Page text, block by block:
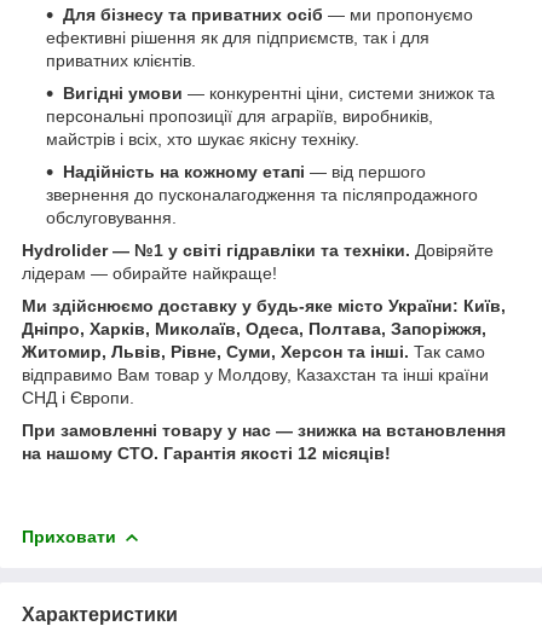
Для бізнесу та приватних осіб — ми пропонуємо
ефективні рішення як для підприємств, так і для
приватних клієнтів.
Вигідні умови — конкурентні ціни, системи знижок та
персональні пропозиції для аграріїв, виробників,
майстрів і всіх, хто шукає якісну техніку.
Надійність на кожному етапі — від першого
звернення до пусконалагодження та післяпродажного
обслуговування.
Hydrolider — №1 у світі гідравліки та техніки. Довіряйте
лідерам — обирайте найкраще!
Ми здійснюємо доставку у будь-яке місто України: Київ,
Дніпро, Харків, Миколаїв, Одеса, Полтава, Запоріжжя,
Житомир, Львів, Рівне, Суми, Херсон та інші. Так само
відправимо Вам товар у Молдову, Казахстан та інші країни
СНД і Європи.
При замовленні товару у нас ― знижка на встановлення
на нашому СТО. Гарантія якості 12 місяців!
Приховати
Характеристики